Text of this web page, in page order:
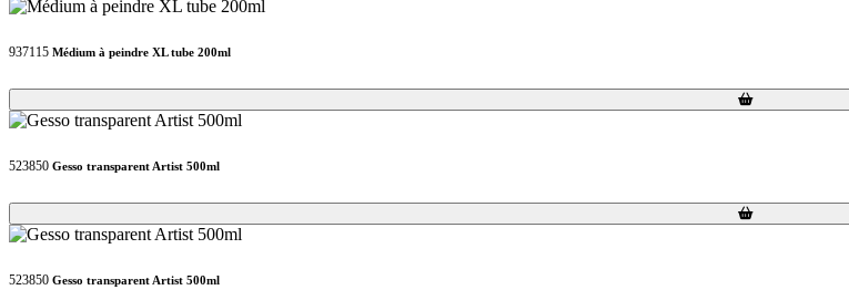
937115 Médium à peindre XL tube 200ml
Loading...
Loading...
523850 Gesso transparent Artist 500ml
Loading...
Loading...
523850 Gesso transparent Artist 500ml